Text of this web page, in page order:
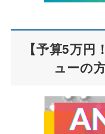
【予算5万
ューの